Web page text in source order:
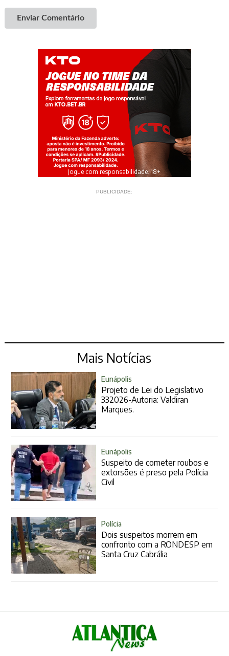
Enviar Comentário
Jogue com responsabilidade. 18+
PUBLICIDADE:
Mais Notícias
Eunápolis
Projeto de Lei do Legislativo
332026-Autoria: Valdiran
Marques.
Eunápolis
Suspeito de cometer roubos e
extorsões é preso pela Polícia
Civil
Polícia
Dois suspeitos morrem em
confronto com a RONDESP em
Santa Cruz Cabrália